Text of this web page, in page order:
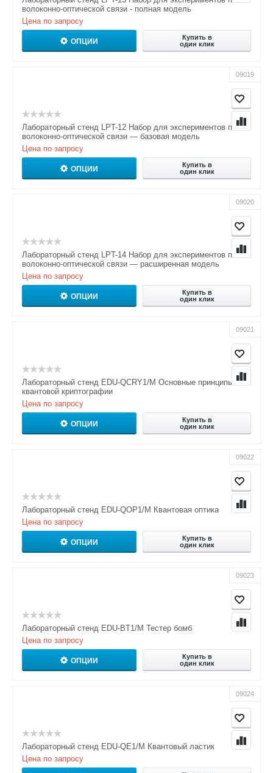
волоконно-оптической связи - полная модель
Цена по запросу
ОПЦИИ
Купить в
один клик
09019
Лабораторный стенд LPT-12 Набор для экспериментов по
волоконно-оптической связи — базовая модель
Цена по запросу
ОПЦИИ
Купить в
один клик
09020
Лабораторный стенд LPT-14 Набор для экспериментов по
волоконно-оптической связи — расширенная модель
Цена по запросу
ОПЦИИ
Купить в
один клик
09021
Лабораторный стенд EDU-QCRY1/M Основные принципы
квантовой криптографии
Цена по запросу
ОПЦИИ
Купить в
один клик
09022
Лабораторный стенд EDU-QOP1/M Квантовая оптика
Цена по запросу
ОПЦИИ
Купить в
один клик
09023
Лабораторный стенд EDU-BT1/M Тестер бомб
Цена по запросу
ОПЦИИ
Купить в
один клик
09024
Лабораторный стенд EDU-QE1/M Квантовый ластик
Цена по запросу